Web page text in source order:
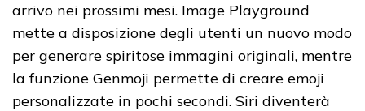
arrivo nei prossimi mesi. Image Playground
mette a disposizione degli utenti un nuovo modo
per generare spiritose immagini originali, mentre
la funzione Genmoji permette di creare emoji
personalizzate in pochi secondi. Siri diventerà